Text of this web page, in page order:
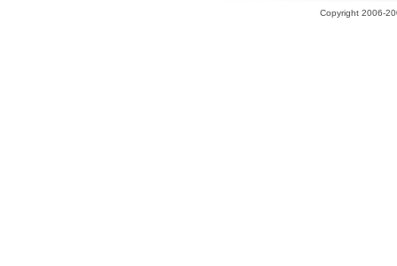
Copyright 2006-